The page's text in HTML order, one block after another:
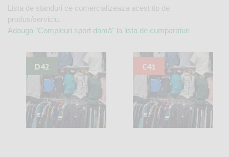
Lista de standuri ce comercializeaza acest tip de
produs/serviciu.
Adauga "Compleuri sport damă" la lista de cumparaturi
D42 C41